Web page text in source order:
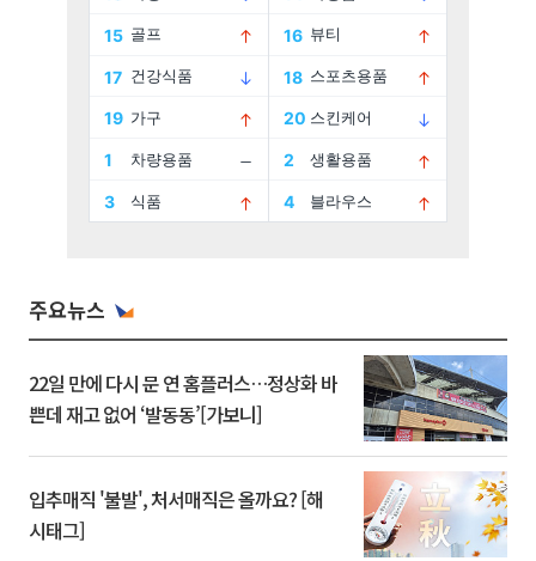
주요뉴스
22일 만에 다시 문 연 홈플러스…정상화 바
쁜데 재고 없어 ‘발동동’[가보니]
입추매직 '불발', 처서매직은 올까요? [해
시태그]